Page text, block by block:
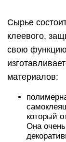
Сырье
клеевого,
свою
материалов:
который
Она